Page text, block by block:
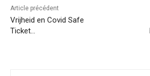
Article précédent
Vrijheid en Covid Safe
Ticket…